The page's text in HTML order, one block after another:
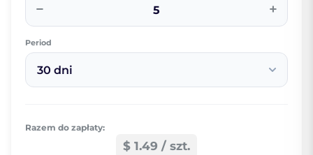
− +
Period
30 dni
Razem do zapłaty:
$ 1.49 / szt.